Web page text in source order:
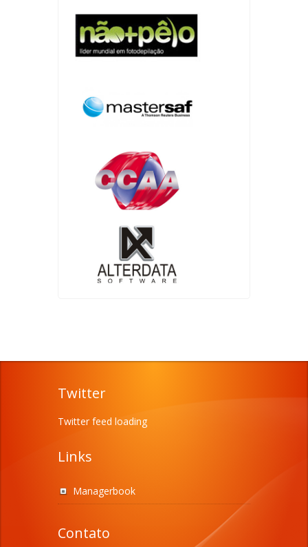
Twitter
Twitter feed loading
Links
Managerbook
Contato